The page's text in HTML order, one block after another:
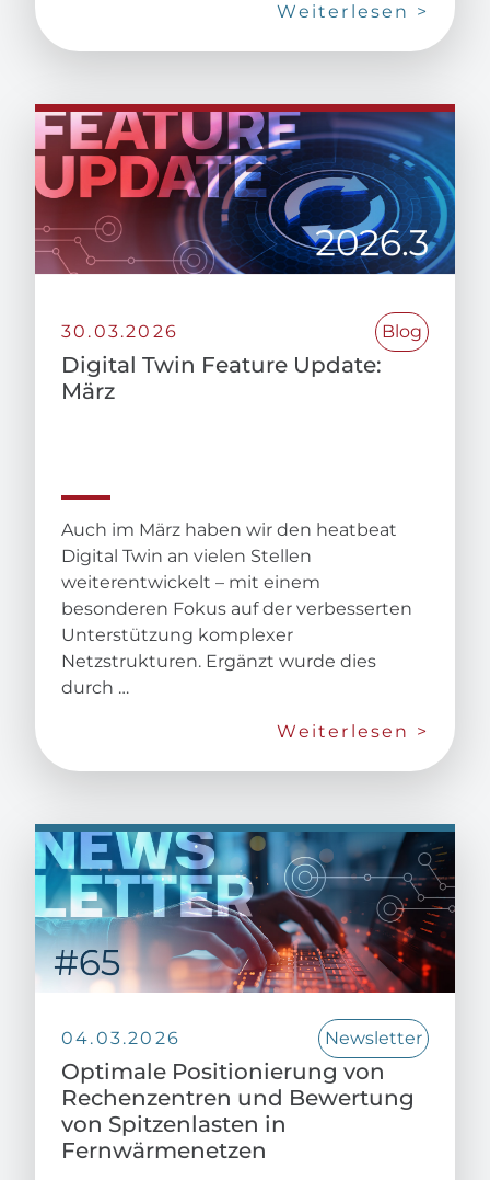
Weiterlesen >
30.03.2026 Blog
Digital Twin Feature Update:
März
Auch im März haben wir den heatbeat
Digital Twin an vielen Stellen
weiterentwickelt – mit einem
besonderen Fokus auf der verbesserten
Unterstützung komplexer
Netzstrukturen. Ergänzt wurde dies
durch …
Weiterlesen >
04.03.2026 Newsletter
Optimale Positionierung von
Rechenzentren und Bewertung
von Spitzenlasten in
Fernwärmenetzen